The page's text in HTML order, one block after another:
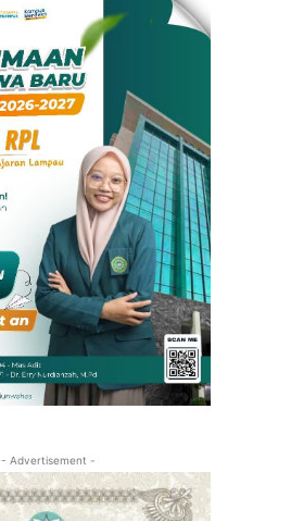
- Advertisement -